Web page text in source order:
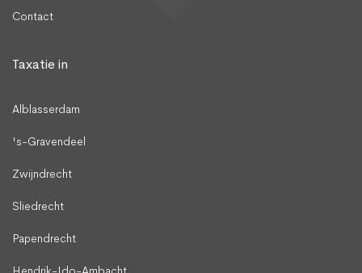
Contact
Taxatie in
Alblasserdam
's-Gravendeel
Zwijndrecht
Sliedrecht
Papendrecht